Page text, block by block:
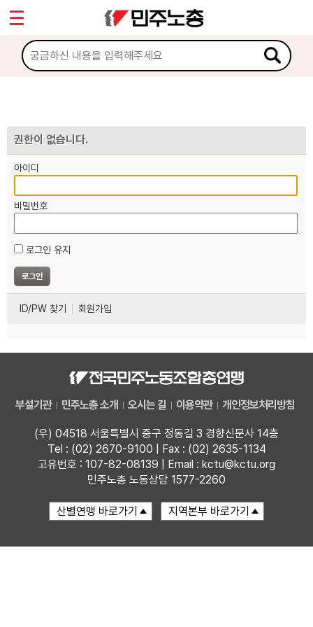
권한이 없습니다.
아이디
비밀번호
로그인 유지
ID/PW 찾기 회원가입
부설기관 민주노총 소개 오시는 길 이용약관 개인정보처리방침
(우) 04518 서울특별시 중구 정동길 3 경향신문사 14층
Tel : (02) 2670-9100 | Fax : (02) 2635-1134
고유번호 : 107-82-08139 | Email : kctu@kctu.org
민주노총 노동상담 1577-2260
마이페이지
소개
노동상담
자료
부설기관
업무